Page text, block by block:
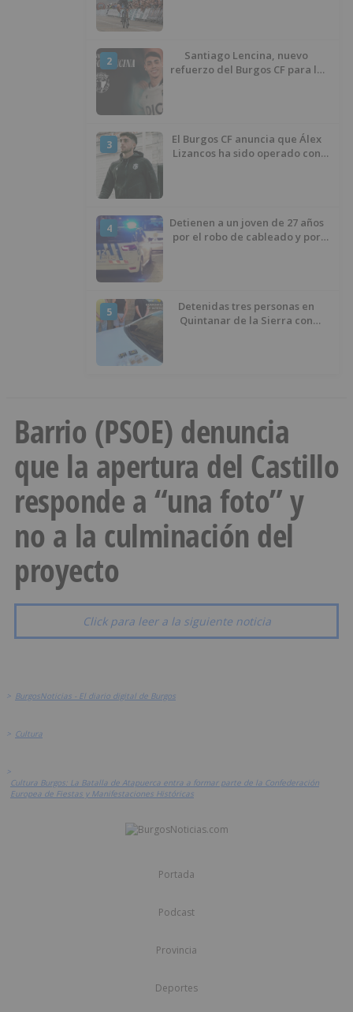
2
Santiago Lencina, nuevo
refuerzo del Burgos CF para la
3
El Burgos CF anuncia que Álex
Lizancos ha sido operado con
4
Detienen a un joven de 27 años
por el robo de cableado y por
5
Detenidas tres personas en
Quintanar de la Sierra con
Barrio (PSOE) denuncia
que la apertura del Castillo
responde a “una foto” y
no a la culminación del
proyecto
Click para leer a la siguiente noticia
> BurgosNoticias - El diario digital de Burgos
> Cultura
>
Cultura Burgos: La Batalla de Atapuerca entra a formar parte de la Confederación
Europea de Fiestas y Manifestaciones Históricas
Portada
Podcast
Provincia
Deportes